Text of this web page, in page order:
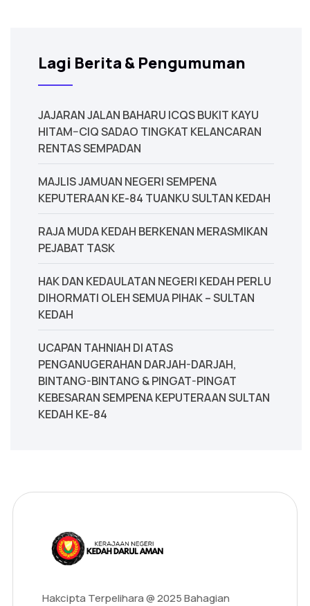
Lagi Berita & Pengumuman
JAJARAN JALAN BAHARU ICQS BUKIT KAYU
HITAM–CIQ SADAO TINGKAT KELANCARAN
RENTAS SEMPADAN
MAJLIS JAMUAN NEGERI SEMPENA
KEPUTERAAN KE-84 TUANKU SULTAN KEDAH
‎RAJA MUDA KEDAH BERKENAN MERASMIKAN
PEJABAT TASK
‎HAK DAN KEDAULATAN NEGERI KEDAH PERLU
DIHORMATI OLEH SEMUA PIHAK – SULTAN
KEDAH
UCAPAN TAHNIAH DI ATAS
PENGANUGERAHAN DARJAH-DARJAH,
BINTANG-BINTANG & PINGAT-PINGAT
KEBESARAN SEMPENA KEPUTERAAN SULTAN
KEDAH KE-84
Hakcipta Terpelihara @ 2025 Bahagian